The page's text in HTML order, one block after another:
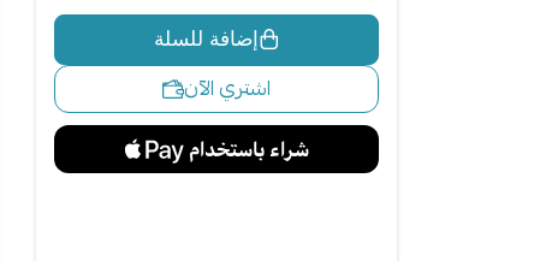
إضافة للسلة
اشتري الآن